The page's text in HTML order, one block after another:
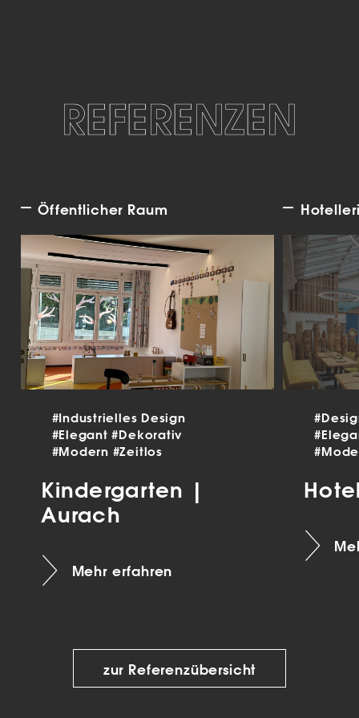
REFERENZEN
Öffentlicher Raum
#Industrielles Design
#Elegant#Dekorativ
#Modern #Zeitlos
Kindergarten |
Aurach
Mehr erfahren
zur Referenzübersicht